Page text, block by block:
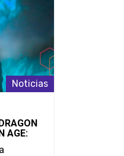
Noticias
AGE: